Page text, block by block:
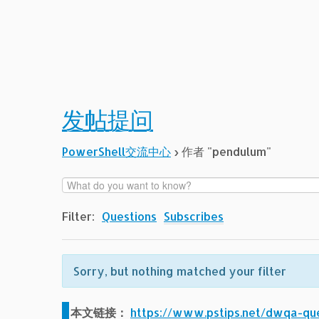
发帖提问
PowerShell交流中心 › 作者 "pendulum"
Filter: Questions Subscribes
Sorry, but nothing matched your filter
本文链接： https://www.pstips.net/dwqa-